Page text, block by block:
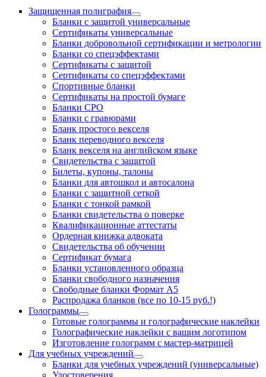
Защищенная полиграфия
Бланки с защитой универсальные
Сертификаты универсальные
Бланки добровольной сертификации и метрологии
Бланки со спецэффектами
Сертификаты с защитой
Сертификаты со спецэффектами
Спортивные бланки
Cертификаты на простой бумаге
Бланки СРО
Бланки с гравюрами
Бланк простого векселя
Бланк переводного векселя
Бланк векселя на английском языке
Свидетельства с защитой
Билеты, купоны, талоны
Бланки для автошкол и автосалона
Бланки с защитной сеткой
Бланки с тонкой рамкой
Бланки свидетельства о поверке
Квалификационные аттестаты
Ордерная книжка адвоката
Свидетельства об обучении
Сертификат бумага
Бланки установленного образца
Бланки свободного назначения
Свободные бланки Формат А5
Распродажа бланков (все по 10-15 руб.!)
Голограммы
Готовые голограммы и голографические наклейки
Голографические наклейки с вашим логотипом
Изготовление голограмм с мастер-матрицей
Для учебных учреждений
Бланки для учебных учреждений (универсальные)
Удостоверения